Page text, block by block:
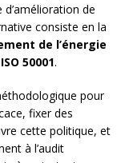
de
consiste en la
de l’énergie
ISO 50001.
pour
fixer des
cette politique, et
à l’audit